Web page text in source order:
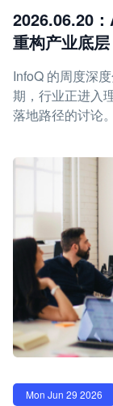
2026.06.20
重构产业底层
InfoQ 的周度深
期，行业正进入
落地路径的讨论。
Mon Jun 29 2026